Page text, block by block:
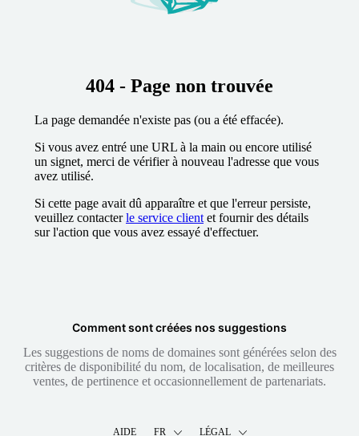
404 - Page non trouvée
La page demandée n'existe pas (ou a été effacée).
Si vous avez entré une URL à la main ou encore utilisé
un signet, merci de vérifier à nouveau l'adresse que vous
avez utilisé.
Si cette page avait dû apparaître et que l'erreur persiste,
veuillez contacterle service client et fournir des détails
sur l'action que vous avez essayé d'effectuer.
Comment sont créées nos suggestions
Les suggestions de noms de domaines sont générées selon des
critères de disponibilité du nom, de localisation, de meilleures
ventes, de pertinence et occasionnellement de partenariats.
AIDE FR LÉGAL